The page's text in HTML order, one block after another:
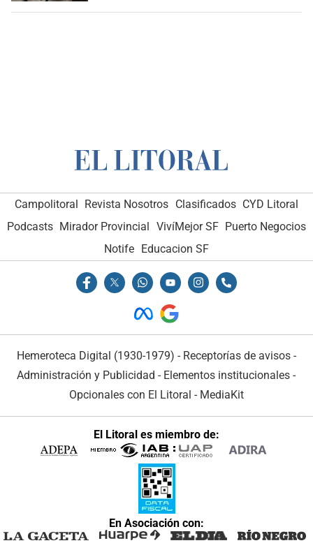
Campolitoral Revista Nosotros Clasificados CYD Litoral
Podcasts Mirador Provincial VivíMejor SF Puerto Negocios
Notife Educacion SF
Hemeroteca Digital (1930-1979) - Receptorías de avisos -
Administración y Publicidad - Elementos institucionales -
Opcionales con El Litoral - MediaKit
El Litoral es miembro de:
En Asociación con: